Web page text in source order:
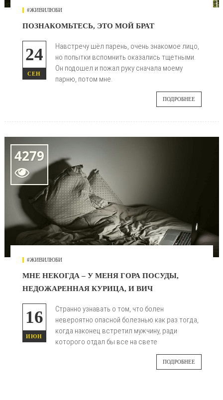
#ЖИВИЛЮБИ
ПОЗНАКОМЬТЕСЬ, ЭТО МОЙ БРАТ
24
СЕН
Навстречу шёл парень, очень знакомое лицо,
но попытки вспомнить оказались тщетными.
Он подошел и пожал руку сначала моему
парню, потом мне.
ПОДРОБНЕЕ
4279

#ЖИВИЛЮБИ
МНЕ НЕКОГДА – У МЕНЯ ГОРА ПОСУДЫ,
НЕДОЖАРЕННАЯ КУРИЦА, И ВИЧ
16
ИЮН
Странно узнавать о том, что болен
невероятно опасной болезнью как раз тогда,
когда наконец встретил мужчину, ради
которого отдал бы все на свете
ПОДРОБНЕЕ